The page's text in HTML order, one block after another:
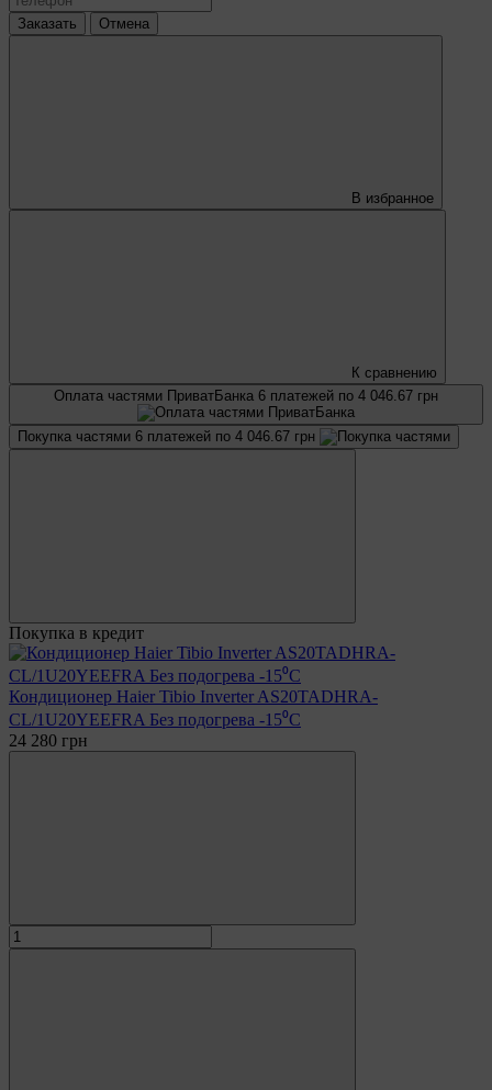
Заказать Отмена
В избранное
К сравнению
Оплата частями ПриватБанка 6 платежей по 4 046.67 грн
Покупка частями 6 платежей по 4 046.67 грн
Покупка в кредит
Кондиционер Haier Tibio Inverter AS20TADHRA-
CL/1U20YEEFRA Без подогрева -15⁰С
24 280 грн